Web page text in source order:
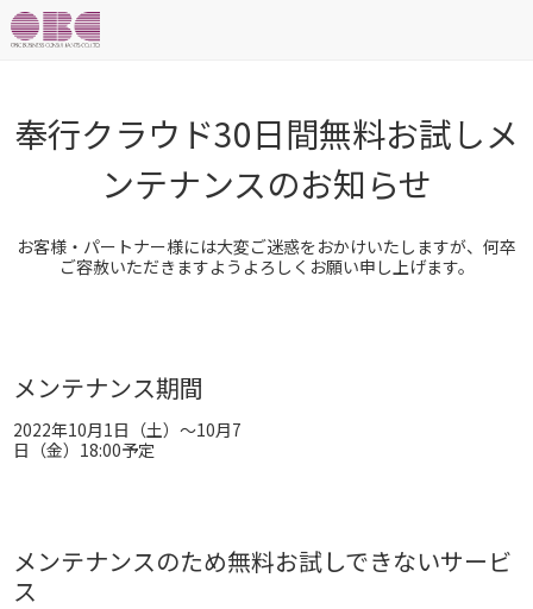
奉行クラウド30日間無料お試しメ
ンテナンスのお知らせ
お客様・パートナー様には大変ご迷惑をおかけいたしますが、何卒
ご容赦いただきますようよろしくお願い申し上げます。
メンテナンス期間
2022年10月1日（土）～10月7
日（金）18:00予定
メンテナンスのため無料お試しできないサービ
ス